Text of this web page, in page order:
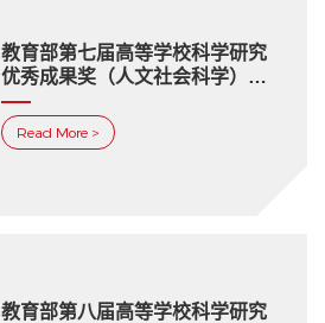
教育部第七届高等学校科学研究
优秀成果奖（人文社会科学）三
等奖
Read More >
教育部第八届高等学校科学研究